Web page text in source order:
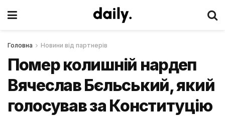
Головна Новини від партнерів
Помер колишній нардеп
Вячеслав Бєльський, який
голосував за Конституцію